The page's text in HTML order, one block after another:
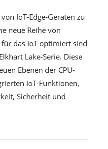
IoT-Edge-Geräten zu
neue Reihe von
das IoT optimiert sind
Lake-Serie. Diese
Ebenen der CPU-
IoT-Funktionen,
Sicherheit und